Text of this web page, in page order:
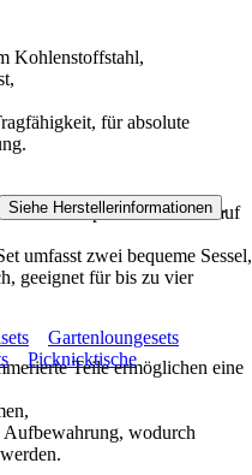
Kohlenstoffstahl,
für absolute
Farbtöne passen mühelos auf
umfasst zwei bequeme Sessel,
geeignet für bis zu vier
Teile ermöglichen eine
Aufbewahrung, wodurch
Siehe Herstellerinformationen .
Gartenloungesets
Picknicktische